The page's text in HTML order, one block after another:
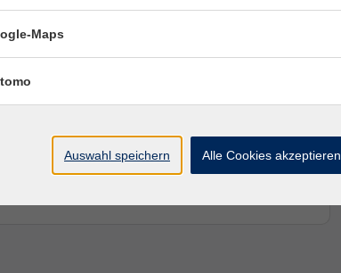
Ort / Raum
Maps
Auswahl speichern Alle Cookies